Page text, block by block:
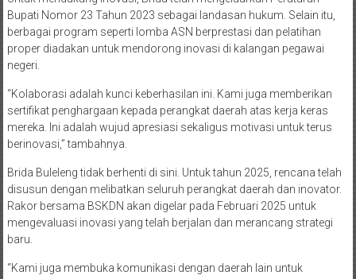
Bupati Nomor 23 Tahun 2023 sebagai landasan hukum. Selain itu,
berbagai program seperti lomba ASN berprestasi dan pelatihan
proper diadakan untuk mendorong inovasi di kalangan pegawai
negeri.
“Kolaborasi adalah kunci keberhasilan ini. Kami juga memberikan
sertifikat penghargaan kepada perangkat daerah atas kerja keras
mereka. Ini adalah wujud apresiasi sekaligus motivasi untuk terus
berinovasi,” tambahnya.
Brida Buleleng tidak berhenti di sini. Untuk tahun 2025, rencana telah
disusun dengan melibatkan seluruh perangkat daerah dan inovator.
Rakor bersama BSKDN akan digelar pada Februari 2025 untuk
mengevaluasi inovasi yang telah berjalan dan merancang strategi
baru.
“Kami juga membuka komunikasi dengan daerah lain untuk